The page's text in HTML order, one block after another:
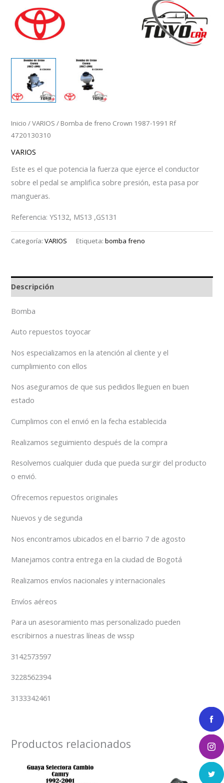
Inicio /VARIOS / Bomba de freno Crown 1987-1991 Rf
4720130310
VARIOS
Este es el que potencia la fuerza que ejerce el conductor
sobre el pedal se amplifica sobre presión, esta pasa por
mangueras.
Referencia: YS132, MS13 ,GS131
Categoría:VARIOS Etiqueta:bomba freno
Descripción
Bomba
Auto repuestos toyocar
Nos especializamos en la atención al cliente y el
cumplimiento con ellos
Nos aseguramos de que sus pedidos lleguen en buen
estado
Cumplimos con el envió en la fecha establecida
Realizamos seguimiento después de la compra
Resolvemos cualquier duda que pueda surgir del producto
o envió.
Ofrecemos repuestos originales
Nuevos y de segunda
Nos encontramos ubicados en el barrio 7 de agosto
Manejamos contra entrega en la ciudad de Bogotá
Realizamos envíos nacionales y internacionales
Envíos aéreos
Para un asesoramiento mas personalizado pueden
escribirnos a nuestras líneas de wssp
3142573597
3228562394
3133342461
Productos relacionados